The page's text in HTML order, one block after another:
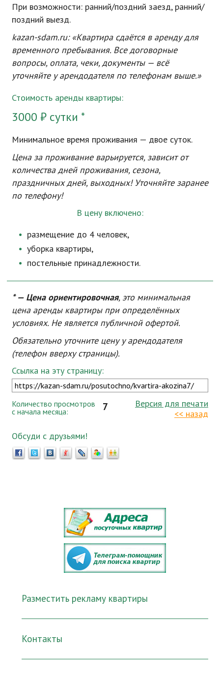
При возможности: ранний/поздний заезд, ранний/
поздний выезд.
kazan-sdam.ru: «Квартира сдаётся в аренду для
временного пребывания. Все договорные
вопросы, оплата, чеки, документы — всё
уточняйте у арендодателя по телефонам выше.»
Стоимость аренды квартиры:
3000 ₽ сутки *
Минимальное время проживания — двое суток.
Цена за проживание варьируется, зависит от
количества дней проживания, сезона,
праздничных дней, выходных! Уточняйте заранее
по телефону!
В цену включено:
размещение до 4 человек,
уборка квартиры,
постельные принадлежности.
* — Цена ориентировочная, это минимальная
цена аренды квартиры при определённых
условиях. Не является публичной офертой.
Обязательно уточните цену у арендодателя
(телефон вверху страницы).
Ссылка на эту страницу:
Количество просмотров
с начала месяца:
7
Версия для печати
<< назад
Обсуди с друзьями!
Разместить рекламу квартиры
Контакты